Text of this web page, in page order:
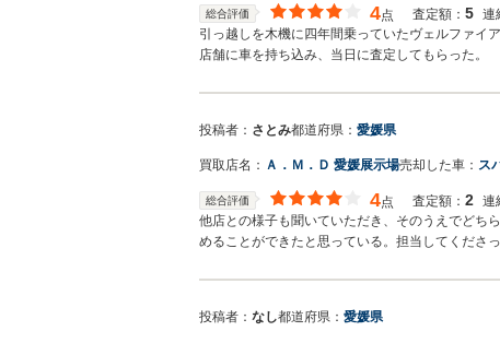
総合評価 4点 査定額： 5 連
引っ越しを木機に四年間乗っていたヴェルファイ
店舗に車を持ち込み、当日に査定してもらった。
投稿者： さとみ都道府県： 愛媛県
買取店名： Ａ．Ｍ．Ｄ 愛媛展示場売却した車： ス
総合評価 4点 査定額： 2 連
他店との様子も聞いていただき、そのうえでどち
めることができたと思っている。担当してくださ
投稿者： なし都道府県： 愛媛県